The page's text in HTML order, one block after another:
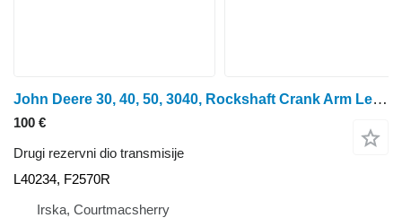
John Deere 30, 40, 50, 3040, Rockshaft Crank Arm Lever, Piston L40234, F257 L40234, F2570R za traktora točkaša
100 €
Drugi rezervni dio transmisije
L40234, F2570R
Irska, Courtmacsherry